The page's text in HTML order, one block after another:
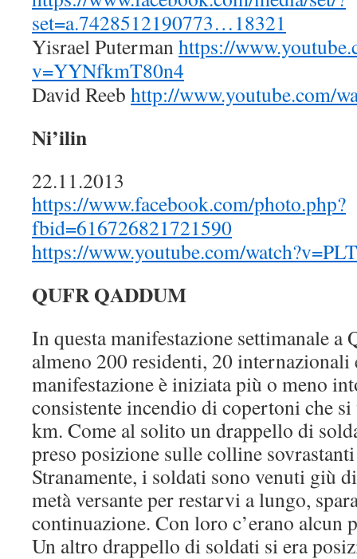
set=a.7428512190773…18321
Yisrael Putermanhttps://
v=YYNfkmT80n4
David Reeb http://www.youtube.com/
Ni’ilin
22.11.2013
https://www.facebook.com/photo.php?
fbid=616726821721590
https://www.youtube.com/
QUFR QADDUM
In questa manifestazione settimanale a
almeno 200 residenti, 20 internazionali
manifestazione è iniziata più o meno
consistente incendio di copertoni che si
km. Come al solito un drappello di
preso posizione sulle colline
Stranamente, i soldati sono venuti giù
metà versante per restarvi a lungo,
continuazione. Con loro c’erano alcun
Un altro drappello di soldati si era